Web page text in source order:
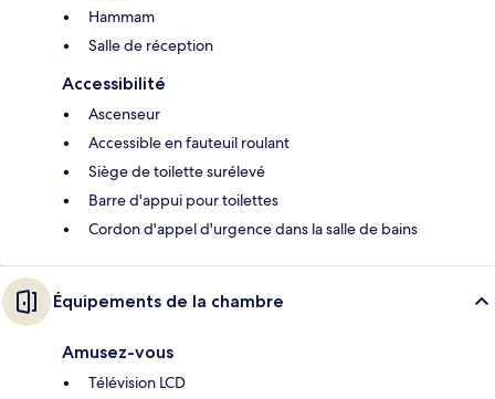
Hammam
Salle de réception
Accessibilité
Ascenseur
Accessible en fauteuil roulant
Siège de toilette surélevé
Barre d'appui pour toilettes
Cordon d'appel d'urgence dans la salle de bains
Équipements de la chambre
Amusez-vous
Télévision LCD